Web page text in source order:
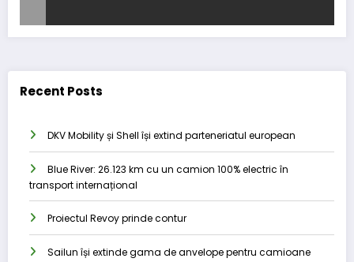
Recent Posts
DKV Mobility și Shell își extind parteneriatul european
Blue River: 26.123 km cu un camion 100% electric în
transport internațional
Proiectul Revoy prinde contur
Sailun își extinde gama de anvelope pentru camioane